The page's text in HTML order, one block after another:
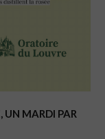
UN MARDI PAR